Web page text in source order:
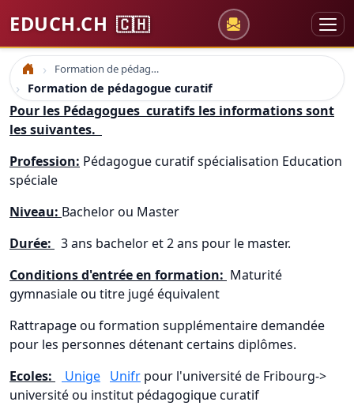
EDUCH.CH 🇨🇭
Accueil Formation de pédagogue curatif
Formation de pédagogue curatif
Pour les Pédagogues curatifs les informations sont
les suivantes.
Profession: Pédagogue curatif spécialisation Education
spéciale
Niveau: Bachelor ou Master
Durée: 3 ans bachelor et 2 ans pour le master.
Conditions d'entrée en formation: Maturité
gymnasiale ou titre jugé équivalent
Rattrapage ou formation supplémentaire demandée
pour les personnes détenant certains diplômes.
Ecoles:
Unige Unifr pour l'université de Fribourg->
université ou institut pédagogique curatif